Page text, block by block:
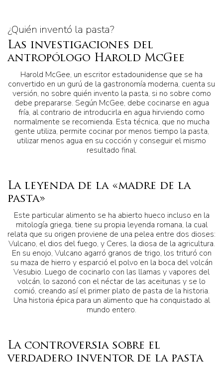
¿Quién inventó la pasta?
Las investigaciones del
antropólogo Harold McGee
Harold McGee, un escritor estadounidense que se ha
convertido en un gurú de la gastronomía moderna, cuenta su
versión, no sobre quién invento la pasta, si no sobre como
debe prepararse. Según McGee, debe cocinarse en agua
fría, al contrario de introducirla en agua hirviendo como
normalmente se recomienda. Esta técnica, que no mucha
gente utiliza, permite cocinar por menos tiempo la pasta,
utilizar menos agua en su cocción y conseguir el mismo
resultado final.
La leyenda de la «madre de la
pasta»
Este particular alimento se ha abierto hueco incluso en la
mitología griega, tiene su propia leyenda romana, la cual
relata que su origen proviene de una pelea entre dos dioses:
Vulcano, el dios del fuego, y Ceres, la diosa de la agricultura.
En su enojo, Vulcano agarró granos de trigo, los trituró con
su maza de hierro y esparció el polvo en la boca del volcán
Vesubio. Luego de cocinarlo con las llamas y vapores del
volcán, lo sazonó con el néctar de las aceitunas y se lo
comió, creando así el primer plato de pasta de la historia.
Una historia épica para un alimento que ha conquistado al
mundo entero.
La controversia sobre el
verdadero inventor de la pasta